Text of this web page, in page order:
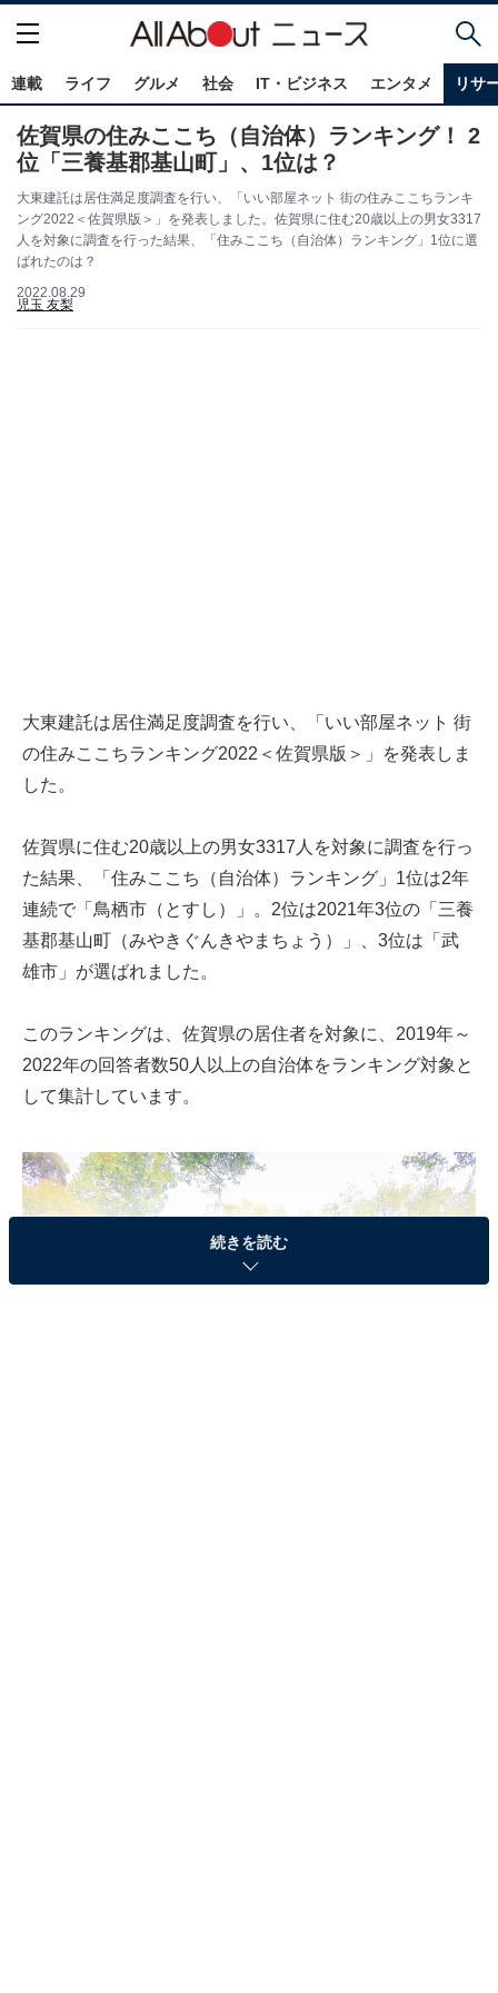
連載 ライフ グルメ 社会 IT・ビジネス エンタメ リサ
佐賀県の住みここち（自治体）ランキング！ 2
位「三養基郡基山町」、1位は？
大東建託は居住満足度調査を行い、「いい部屋ネット 街の住みここちランキ
ング2022＜佐賀県版＞」を発表しました。佐賀県に住む20歳以上の男女3317
人を対象に調査を行った結果、「住みここち（自治体）ランキング」1位に選
ばれたのは？
2022.08.29
児玉 友梨
大東建託は居住満足度調査を行い、「いい部屋ネット 街
の住みここちランキング2022＜佐賀県版＞」を発表しま
した。
佐賀県に住む20歳以上の男女3317人を対象に調査を行っ
た結果、「住みここち（自治体）ランキング」1位は2年
連続で「鳥栖市（とすし）」。2位は2021年3位の「三養
基郡基山町（みやきぐんきやまちょう）」、3位は「武
雄市」が選ばれました。
このランキングは、佐賀県の居住者を対象に、2019年～
2022年の回答者数50人以上の自治体をランキング対象と
して集計しています。
続きを読む